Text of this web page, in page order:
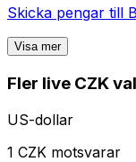
Skicka pengar till
Visa mer
Fler live CZK
US-dollar
1 CZK motsvarar